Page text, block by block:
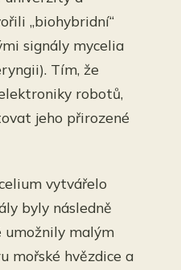
„biohybridní“
signály mycelia
Tím, že
robotů,
jeho přirozené
vytvářelo
byly následně
umožnily malým
mořské hvězdice a